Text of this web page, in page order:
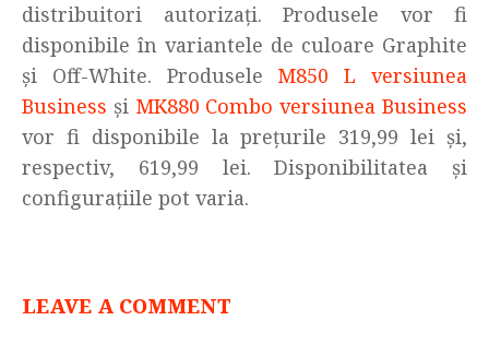
distribuitori autorizați. Produsele vor fi
disponibile în variantele de culoare Graphite
și Off-White. Produsele M850 L versiunea
Business și MK880 Combo versiunea Business
vor fi disponibile la prețurile 319,99 lei și,
respectiv, 619,99 lei. Disponibilitatea și
configurațiile pot varia.
LEAVE A COMMENT